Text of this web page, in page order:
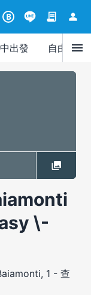
B contract person
出發 自由行menu
\-
1 - 查